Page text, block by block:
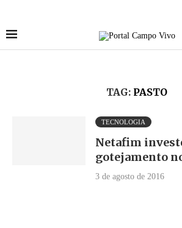
TAG: PASTO
TECNOLOGIA
Netafim
gotejamento
3 de agosto de 2016